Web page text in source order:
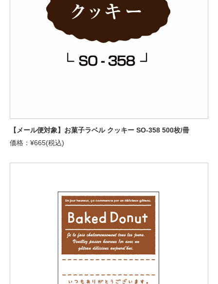
【メール便対象】お菓子ラベル クッキー SO-358 500枚/冊
価格：¥665(税込)